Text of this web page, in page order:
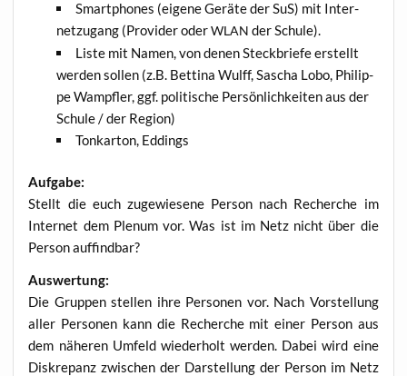
Smart­phones (eige­ne Gerä­te der SuS) mit Inter­
net­zu­gang (Pro­vi­der oderWLAN der Schule).
Lis­te mit Namen, von denen Steck­brie­fe erstellt
wer­den sol­len (z.B. Bet­ti­na Wulff, Sascha Lobo, Phil­ip­
pe Wampf­ler, ggf. poli­ti­sche Per­sön­lich­kei­ten aus der
Schu­le / der Region)
Ton­kar­ton, Eddings
Auf­ga­be:
Stellt die euch zuge­wie­se­ne Per­son nach Recher­che im
Inter­net dem Ple­num vor. Was ist im Netz nicht über die
Per­son auffindbar?
Aus­wer­tung:
Die Grup­pen stel­len ihre Per­so­nen vor. Nach Vor­stel­lung
aller Per­so­nen kann die Recher­che mit einer Per­son aus
dem nähe­ren Umfeld wie­der­holt wer­den. Dabei wird eine
Dis­kre­panz zwi­schen der Dar­stel­lung der Per­son im Netz